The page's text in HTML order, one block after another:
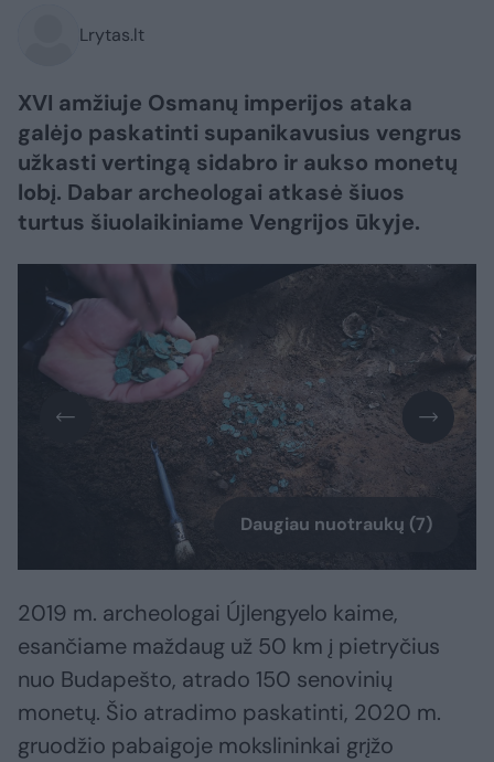
Lrytas.lt
XVI amžiuje Osmanų imperijos ataka
galėjo paskatinti supanikavusius vengrus
užkasti vertingą sidabro ir aukso monetų
lobį. Dabar archeologai atkasė šiuos
turtus šiuolaikiniame Vengrijos ūkyje.
Daugiau nuotraukų (7)
2019 m. archeologai Újlengyelo kaime,
esančiame maždaug už 50 km į pietryčius
nuo Budapešto, atrado 150 senovinių
monetų. Šio atradimo paskatinti, 2020 m.
gruodžio pabaigoje mokslininkai grįžo